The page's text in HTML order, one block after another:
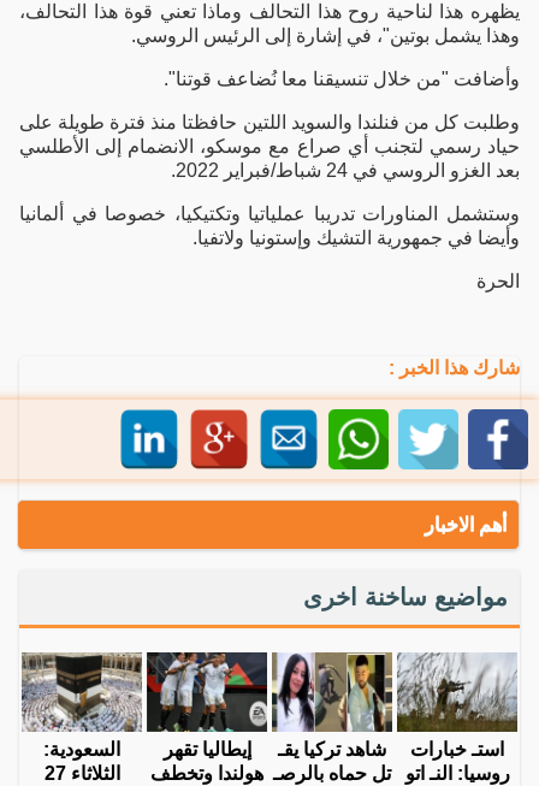
يظهره هذا لناحية روح هذا التحالف وماذا تعني قوة هذا التحالف،
وهذا يشمل بوتين"، في إشارة إلى الرئيس الروسي.
وأضافت "من خلال تنسيقنا معا نُضاعف قوتنا".
وطلبت كل من فنلندا والسويد اللتين حافظتا منذ فترة طويلة على
حياد رسمي لتجنب أي صراع مع موسكو، الانضمام إلى الأطلسي
بعد الغزو الروسي في 24 شباط/فبراير 2022.
وستشمل المناورات تدريبا عملياتيا وتكتيكيا، خصوصا في ألمانيا
وأيضا في جمهورية التشيك وإستونيا ولاتفيا.
الحرة
شارك هذا الخبر :
أهم الاخبار
مواضيع ساخنة اخرى
استـ خبارات
روسيا: النـ اتو
شاهد تركيا يقـ
تل حماه بالرصـ
إيطاليا تقهر
هولندا وتخطف
السعودية:
الثلاثاء 27